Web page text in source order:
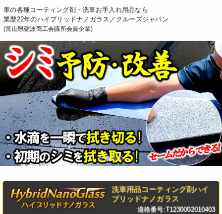
車の各種コーティング剤・洗車お手入れ用品なら
業歴22年のハイブリッドナノガラス／クルーズジャパン
(富山県砺波商工会議所会員企業)
洗車用品コーティング剤ハイ
ブリッドナノガラス
適格番号:T1230002010403